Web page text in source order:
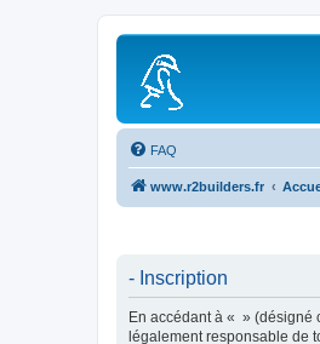
FAQ
www.r2builders.fr
- Inscription
En accédant à « » (désigné
légalement responsable de